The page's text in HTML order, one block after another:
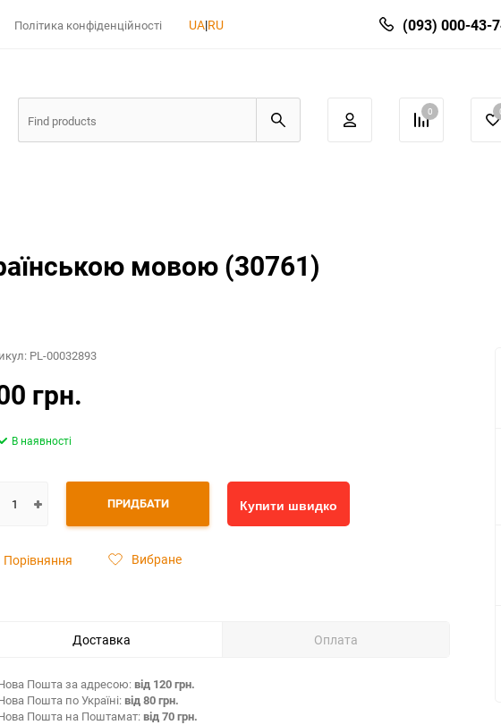
Політика конфіденційності UA|RU (093) 000-43-
0
мовою (30761)
PL-00032893
грн.
ПРИДБАТИ Купити швидко
В наявності
Порівняння Вибране
Доставка Оплата
Пошта за адресою:від 120 грн.
Пошта по Україні:від 80 грн.
Пошта на Поштамат:від 70 грн.